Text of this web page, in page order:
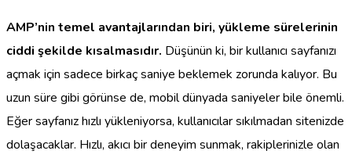
AMP’nin temel avantajlarından biri, yükleme sürelerinin
ciddi şekilde kısalmasıdır. Düşünün ki, bir kullanıcı sayfanızı
açmak için sadece birkaç saniye beklemek zorunda kalıyor. Bu
uzun süre gibi görünse de, mobil dünyada saniyeler bile önemli.
Eğer sayfanız hızlı yükleniyorsa, kullanıcılar sıkılmadan sitenizde
dolaşacaklar. Hızlı, akıcı bir deneyim sunmak, rakiplerinizle olan